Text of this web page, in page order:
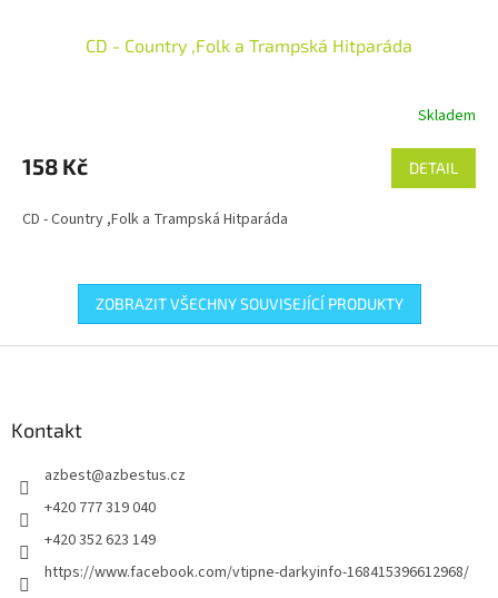
CD - Country ,Folk a Trampská Hitparáda
Skladem
158 Kč DETAIL
CD - Country ,Folk a Trampská Hitparáda
ZOBRAZIT VŠECHNY SOUVISEJÍCÍ PRODUKTY
Kontakt
azbest@azbestus.cz
+420 777 319 040
+420 352 623 149
https://www.facebook.com/vtipne-darkyinfo-168415396612968/